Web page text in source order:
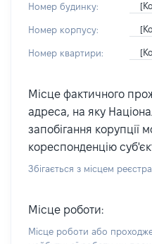
Номер будинку:
Номер корпусу:
Номер квартири:
Місце фактичного
адреса, на яку
запобігання корупції
кореспонденцію
Збігається з місцем
Місце роботи:
Місце роботи або